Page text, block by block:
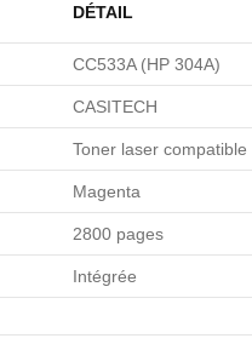
DÉTAIL
CC533A (HP 304A)
CASITECH
Toner laser compatible
Magenta
2800 pages
Intégrée